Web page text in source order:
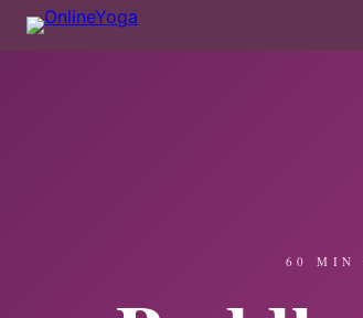
60 MIN